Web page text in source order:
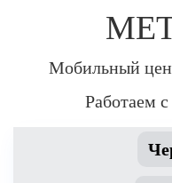
Мобильный
Работаем